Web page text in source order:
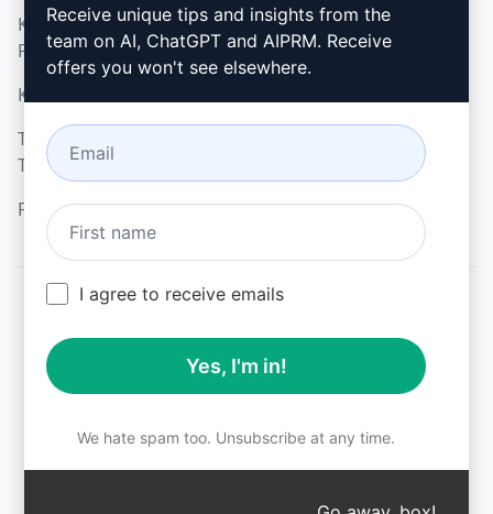
Kabul Edilebilir Kullanım
Politikası (en)
Kullanım Koşulları (en)
Tarayıcı Uzantısı
Terimleri (en)
Faturalama Koşulları (en)
Google Chrome (en)
Microsoft Edge (en)
All logos, trademarks, and registered trademarks are the
property of their respective owners.
AIPRM and other related brand names are registered
laws.
Unauthorized trademark use is prohibited, and may be a
Receive unique tips and insights from the
team on AI, ChatGPT and AIPRM. Receive
offers you won't see elsewhere.
I agree to receive emails
Yes, I'm in!
We hate spam too. Unsubscribe at any time.